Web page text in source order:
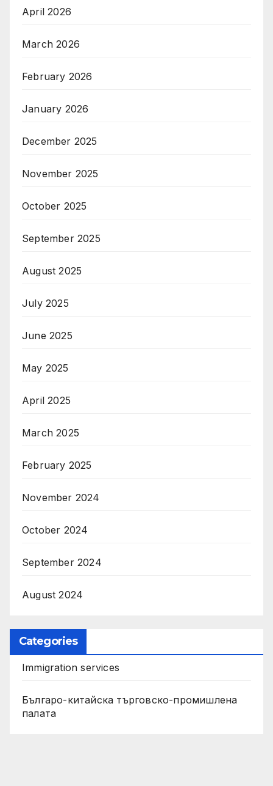
April 2026
March 2026
February 2026
January 2026
December 2025
November 2025
October 2025
September 2025
August 2025
July 2025
June 2025
May 2025
April 2025
March 2025
February 2025
November 2024
October 2024
September 2024
August 2024
Categories
Immigration services
Българо-китайска търговско-промишлена
палата